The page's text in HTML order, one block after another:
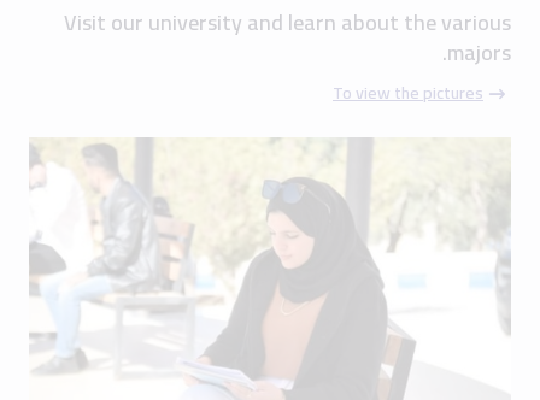
Visit our university and learn about the various
majors.
To view the pictures